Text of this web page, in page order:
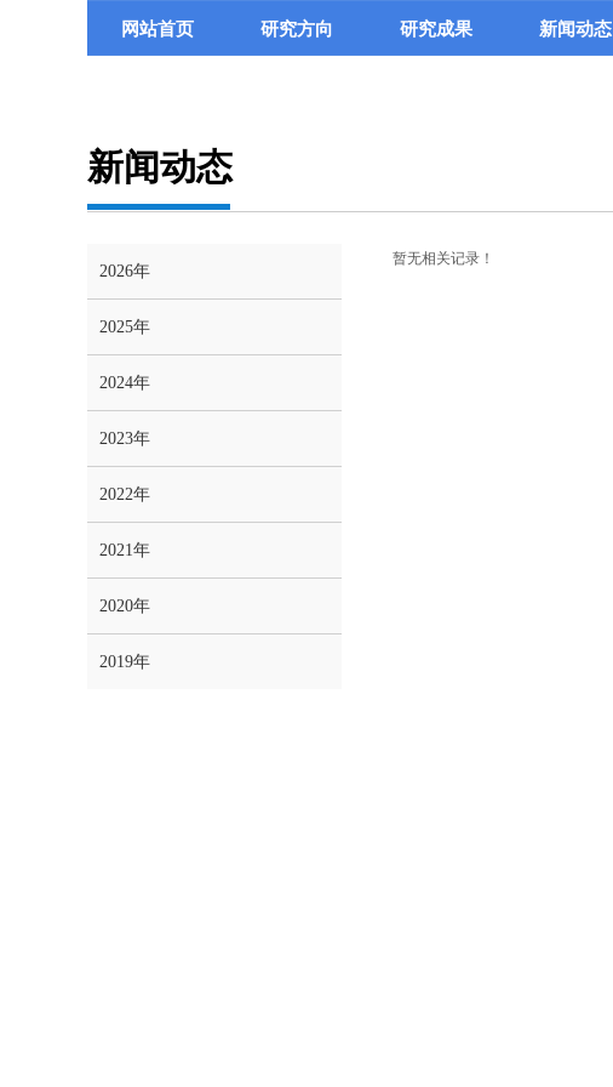
网站首页 研究方向 研究成果 新闻动态
新闻动态
2026年
2025年
2024年
2023年
2022年
2021年
2020年
2019年
暂无相关记录！